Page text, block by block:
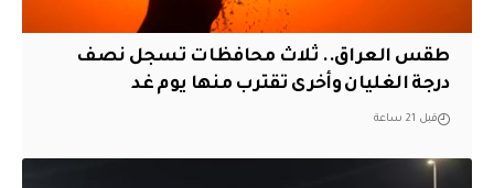
طقس العراق.. ثلاث محافظات تسجل نصف
درجة الغليان وأخرى تقترب منها يوم غد
قبل 21 ساعة